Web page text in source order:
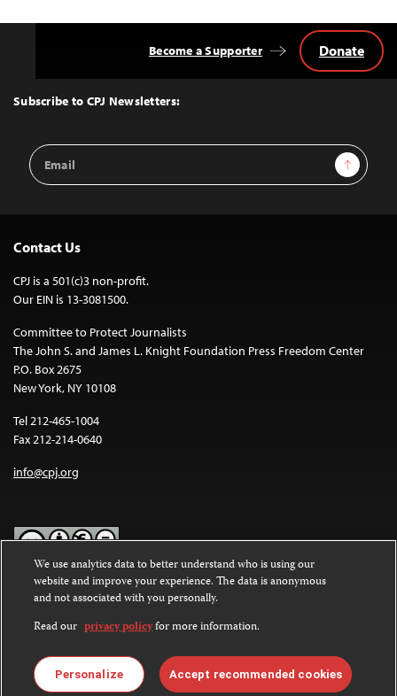
Top
Subscribe to CPJ Newsletters:
Email
Address
Sign Up
Become a Supporter Donate
Contact Us
CPJ is a 501(c)3 non-profit.
Our EIN is 13-3081500.
Committee to Protect Journalists
The John S. and James L. Knight Foundation Press Freedom Center
P.O. Box 2675
New York, NY 10108
Tel 212-465-1004
Fax 212-214-0640
info@cpj.org
Except where noted, text on this website is licensed under a
Commons Attribution-NonCommercial-NoDerivatives 4.0
International License.
Images and other media are not covered by the Creative Commons
license. For more information about permissions, see ourFAQs
We use analytics data to better understand who is using our
website and improve your experience. The data is anonymous
and not associated with you personally.
Read our privacy policyfor more information.
Personalize Accept recommended cookies